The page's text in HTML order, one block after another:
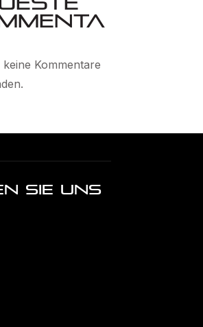
keine Kommentare
SIE UNS